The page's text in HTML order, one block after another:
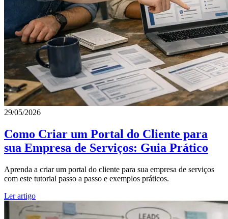
29/05/2026
Como Criar um Portal do Cliente para
sua Empresa de Serviços: Guia Prático
Aprenda a criar um portal do cliente para sua empresa de serviços
com este tutorial passo a passo e exemplos práticos.
Ler artigo